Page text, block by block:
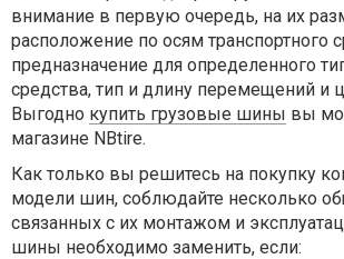
внимание в первую очередь, на их
расположение по осям транспортного
предназначение для определенного
средства, тип и длину перемещений и
Выгодно купить грузовые шины вы
магазине NBtire.
Как только вы решитесь на покупку
модели шин, соблюдайте несколько
связанных с их монтажом и
шины необходимо заменить, если: